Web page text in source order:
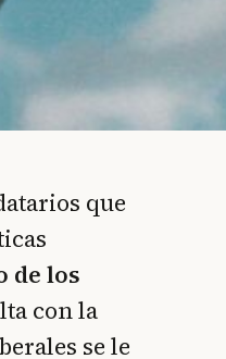
que
de los
con la
se le